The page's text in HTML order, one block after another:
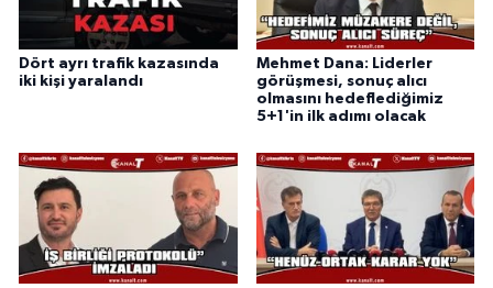
Dört ayrı trafik kazasında
iki kişi yaralandı
Mehmet Dana: Liderler
görüşmesi, sonuç alıcı
olmasını hedeflediğimiz
5+1'in ilk adımı olacak